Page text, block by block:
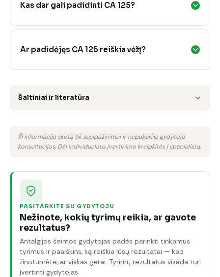
Kas dar gali padidinti CA 125?
Ar padidėjęs CA 125 reiškia vėžį?
Šaltiniai ir literatūra
Ši informacija skirta tik susipažinimui ir nepakeičia gydytojo
konsultacijos. Dėl individualaus įvertinimo kreipkitės į specialistą.
PASITARKITE SU GYDYTOJU
Nežinote, kokių tyrimų reikia, ar gavote
rezultatus?
Antalgijos šeimos gydytojas padės parinkti tinkamus
tyrimus ir paaiškins, ką reiškia jūsų rezultatai — kad
žinotumėte, ar viskas gerai. Tyrimų rezultatus visada turi
įvertinti gydytojas.